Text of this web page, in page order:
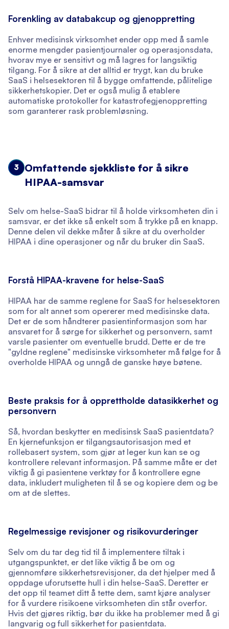
Forenkling av databakcup og gjenoppretting
Enhver medisinsk virksomhet ender opp med å samle
enorme mengder pasientjournaler og operasjonsdata,
hvorav mye er sensitivt og må lagres for langsiktig
tilgang. For å sikre at det alltid er trygt, kan du bruke
SaaS i helsesektoren til å bygge omfattende, pålitelige
sikkerhetskopier. Det er også mulig å etablere
automatiske protokoller for katastrofegjenoppretting
som garanterer rask problemløsning.
3
Omfattende sjekkliste for å sikre
HIPAA-samsvar
Selv om helse-SaaS bidrar til å holde virksomheten din i
samsvar, er det ikke så enkelt som å trykke på en knapp.
Denne delen vil dekke måter å sikre at du overholder
HIPAA i dine operasjoner og når du bruker din SaaS.
Forstå HIPAA-kravene for helse-SaaS
HIPAA har de samme reglene for SaaS for helsesektoren
som for alt annet som opererer med medisinske data.
Det er de som håndterer pasientinformasjon som har
ansvaret for å sørge for sikkerhet og personvern, samt
varsle pasienter om eventuelle brudd. Dette er de tre
"gyldne reglene" medisinske virksomheter må følge for å
overholde HIPAA og unngå de ganske høye bøtene.
Beste praksis for å opprettholde datasikkerhet og
personvern
Så, hvordan beskytter en medisinsk SaaS pasientdata?
En kjernefunksjon er tilgangsautorisasjon med et
rollebasert system, som gjør at leger kun kan se og
kontrollere relevant informasjon. På samme måte er det
viktig å gi pasientene verktøy for å kontrollere egne
data, inkludert muligheten til å se og kopiere dem og be
om at de slettes.
Regelmessige revisjoner og risikovurderinger
Selv om du tar deg tid til å implementere tiltak i
utgangspunktet, er det like viktig å be om og
gjennomføre sikkerhetsrevisjoner, da det hjelper med å
oppdage uforutsette hull i din helse-SaaS. Deretter er
det opp til teamet ditt å tette dem, samt kjøre analyser
for å vurdere risikoene virksomheten din står overfor.
Hvis det gjøres riktig, bør du ikke ha problemer med å gi
langvarig og full sikkerhet for pasientdata.